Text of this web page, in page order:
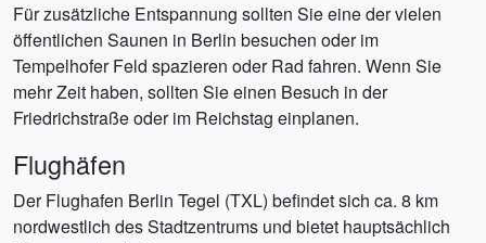
Für zusätzliche Entspannung sollten Sie eine der vielen
öffentlichen Saunen in Berlin besuchen oder im
Tempelhofer Feld spazieren oder Rad fahren. Wenn Sie
mehr Zeit haben, sollten Sie einen Besuch in der
Friedrichstraße oder im Reichstag einplanen.
Flughäfen
Der Flughafen Berlin Tegel (TXL) befindet sich ca. 8 km
nordwestlich des Stadtzentrums und bietet hauptsächlich